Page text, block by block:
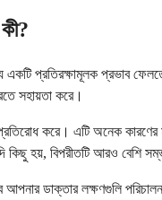
একটি প্রতিরক্ষামূলক প্রভাব
সহায়তা করে।
করে। এটি অনেক
কিছু হয়, বিপরীতটি আরও বেশি
ডাক্তার লক্ষণগুলি